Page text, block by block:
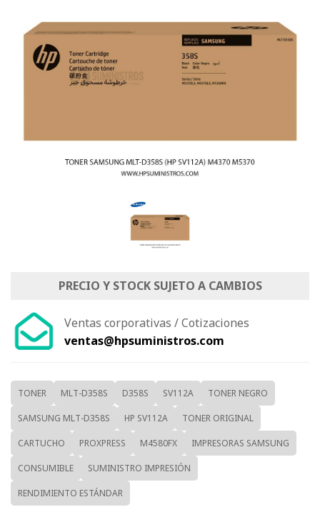
PRECIO Y STOCK SUJETO A CAMBIOS
Ventas corporativas / Cotizaciones
ventas@hpsuministros.com
TONER MLT-D358S D358S SV112A TONER NEGRO
SAMSUNG MLT-D358S HP SV112A TONER ORIGINAL
CARTUCHO PROXPRESS M4580FX IMPRESORAS SAMSUNG
CONSUMIBLE SUMINISTRO IMPRESIÓN
RENDIMIENTO ESTÁNDAR